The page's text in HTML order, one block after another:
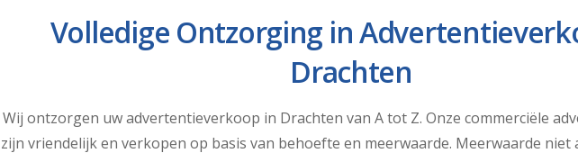
Volledige Ontzorging in
Drachten
Wij ontzorgen uw advertentieverkoop in Drachten van A tot Z. Onze commerciële
zijn vriendelijk en verkopen op basis van behoefte en meerwaarde. Meerwaarde niet